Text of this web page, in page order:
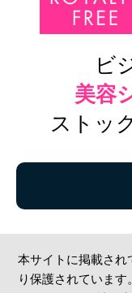
ビ
美容
ストッ
本サイトに掲載され
り保護されていま